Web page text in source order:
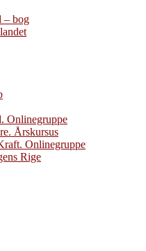
– bog
Onlinegruppe
Årskursus
Onlinegruppe
Rige